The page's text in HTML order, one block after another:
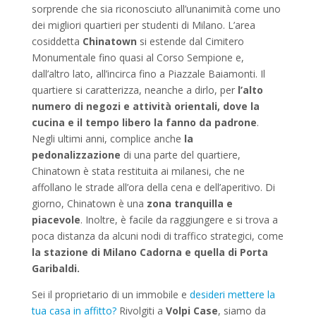
sorprende che sia riconosciuto all’unanimità come uno
dei migliori quartieri per studenti di Milano. L’area
cosiddetta Chinatown si estende dal Cimitero
Monumentale fino quasi al Corso Sempione e,
dall’altro lato, all’incirca fino a Piazzale Baiamonti. Il
quartiere si caratterizza, neanche a dirlo, per l’alto
numero di negozi e attività orientali, dove la
cucina e il tempo libero la fanno da padrone.
Negli ultimi anni, complice anche la
pedonalizzazione di una parte del quartiere,
Chinatown è stata restituita ai milanesi, che ne
affollano le strade all’ora della cena e dell’aperitivo. Di
giorno, Chinatown è una zona tranquilla e
piacevole. Inoltre, è facile da raggiungere e si trova a
poca distanza da alcuni nodi di traffico strategici, come
la stazione di Milano Cadorna e quella di Porta
Garibaldi.
Sei il proprietario di un immobile e desideri mettere la
tua casa in affitto?Rivolgiti a Volpi Case, siamo da